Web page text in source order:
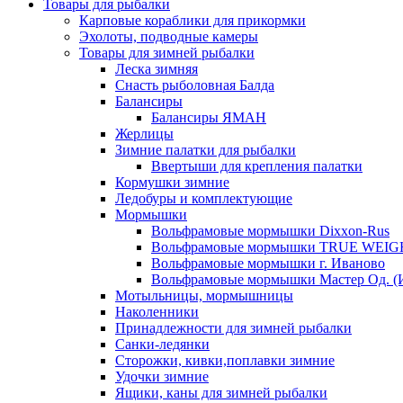
Товары для рыбалки
Карповые кораблики для прикормки
Эхолоты, подводные камеры
Товары для зимней рыбалки
Леска зимняя
Снасть рыболовная Балда
Балансиры
Балансиры ЯМАН
Жерлицы
Зимние палатки для рыбалки
Ввертыши для крепления палатки
Кормушки зимние
Ледобуры и комплектующие
Мормышки
Вольфрамовые мормышки Dixxon-Rus
Вольфрамовые мормышки TRUE
Вольфрамовые мормышки г. Иваново
Вольфрамовые мормышки Мастер Од.
Мотыльницы, мормышницы
Наколенники
Принадлежности для зимней рыбалки
Санки-ледянки
Сторожки, кивки,поплавки зимние
Удочки зимние
Ящики, каны для зимней рыбалки